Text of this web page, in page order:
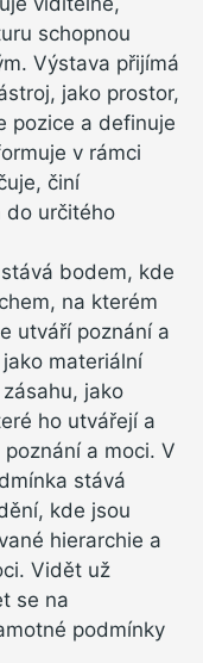
schopnou
Výstava přijímá
jako prostor,
pozice a definuje
v rámci
činí
do určitého
bodem, kde
na kterém
utváří poznání a
materiální
jako
ho utvářejí a
a moci. V
stává
kde jsou
hierarchie a
Vidět už
se na
podmínky